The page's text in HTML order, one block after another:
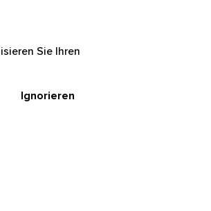
Sie Ihren
Ignorieren